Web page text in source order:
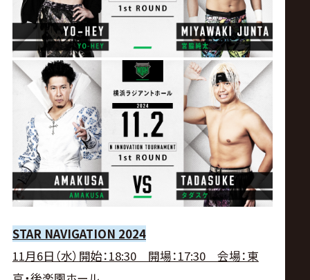
STAR NAVIGATION 2024
11月6日（水）開始：18:30 開場：17:30 会場：東